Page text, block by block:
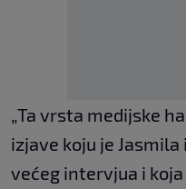
„Ta vrsta medijske
izjave koju je
većeg intervjua i